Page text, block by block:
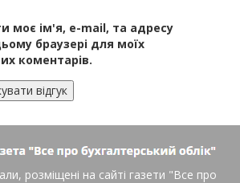
моє ім'я, e-mail, та адресу
браузері для моїх
коментарів.
розміщені на сайті газети "Все про